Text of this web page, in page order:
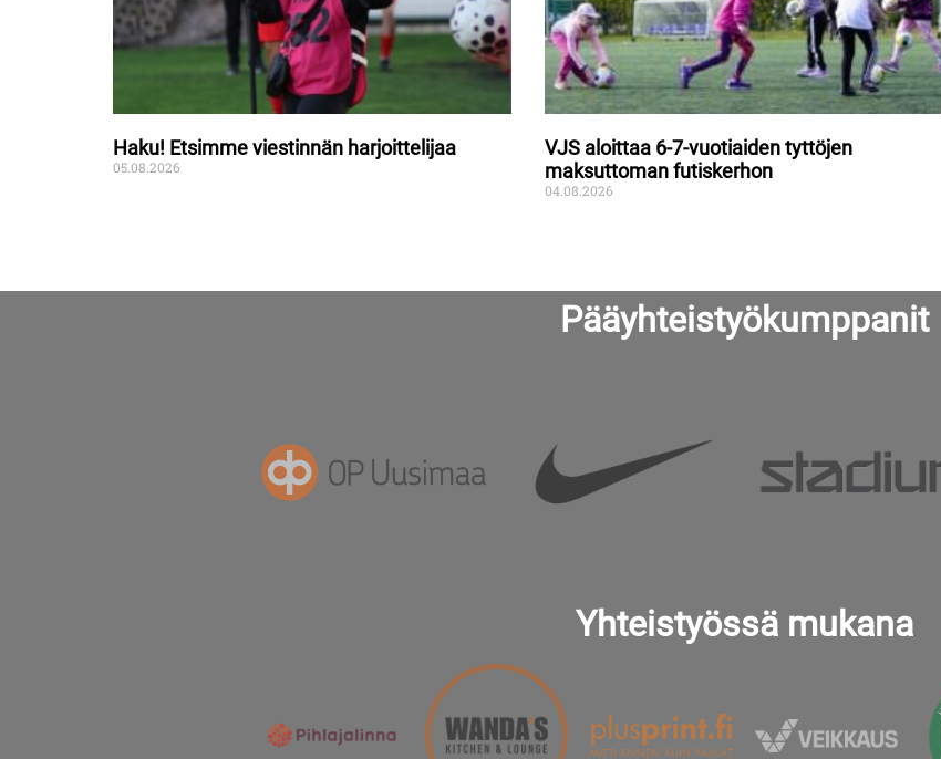
Haku! Etsimme viestinnän harjoittelijaa
05.08.2026
VJS aloittaa 6-7-vuotiaiden tyttöjen
maksuttoman futiskerhon
04.08.2026
Pääyhteistyökumppanit
Yhteistyössä mukana